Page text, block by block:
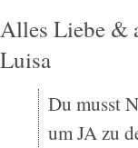
Alles Liebe &
Luisa
Du musst
um JA zu